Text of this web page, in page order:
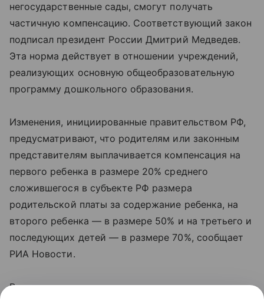
негосударственные сады, смогут получать
частичную компенсацию. Соответствующий закон
подписал президент России Дмитрий Медведев.
Эта норма действует в отношении учреждений,
реализующих основную общеобразовательную
программу дошкольного образования.
Изменения, инициированные правительством РФ,
предусматривают, что родителям или законным
представителям выплачивается компенсация на
первого ребенка в размере 20% среднего
сложившегося в субъекте РФ размера
родительской платы за содержание ребенка, на
второго ребенка — в размере 50% и на третьего и
последующих детей — в размере 70%, сообщает
РИА Новости.
Ранее, напомним, такие компенсации касались